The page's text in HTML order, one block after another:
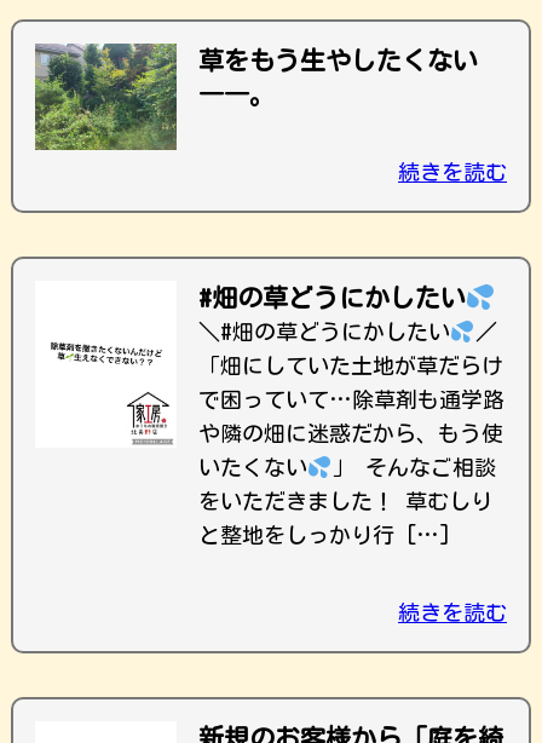
草をもう生やしたくない
――。
続きを読む
#畑の草どうにかしたい
＼#畑の草どうにかしたい
／
「畑にしていた土地が草だらけ
で困っていて…除草剤も通学路
や隣の畑に迷惑だから、もう使
いたくない
」 そんなご相談
をいただきました！ 草むしり
と整地をしっかり行 […]
続きを読む